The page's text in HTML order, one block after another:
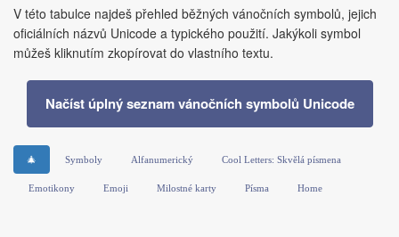
V této tabulce najdeš přehled běžných vánočních symbolů, jejich
oficiálních názvů Unicode a typického použití. Jakýkoli symbol
můžeš kliknutím zkopírovat do vlastního textu.
Načíst úplný seznam vánočních symbolů Unicode
🎄 Symboly Alfanumerický Cool Letters: Skvělá písmena
Emotikony Emoji Milostné karty Písma Home